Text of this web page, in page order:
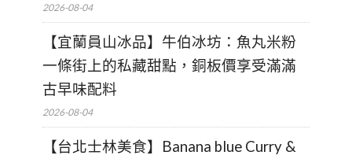
2026-08-04
【宜蘭員山冰品】牛伯冰坊：魚丸米粉
一條街上的私藏甜點，銅板價享受滿滿
古早味配料
2026-08-04
【台北士林美食】Banana blue Curry &